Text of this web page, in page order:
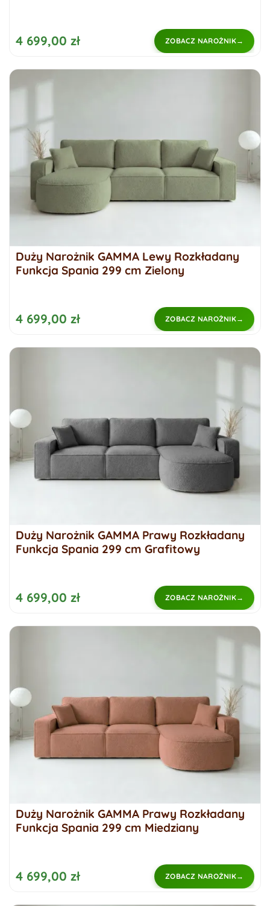
4 699,00 zł ZOBACZ NAROŻNIK
Duży Narożnik GAMMA Lewy Rozkładany
Funkcja Spania 299 cm Zielony
4 699,00 zł ZOBACZ NAROŻNIK
Duży Narożnik GAMMA Prawy Rozkładany
Funkcja Spania 299 cm Grafitowy
4 699,00 zł ZOBACZ NAROŻNIK
Duży Narożnik GAMMA Prawy Rozkładany
Funkcja Spania 299 cm Miedziany
4 699,00 zł ZOBACZ NAROŻNIK